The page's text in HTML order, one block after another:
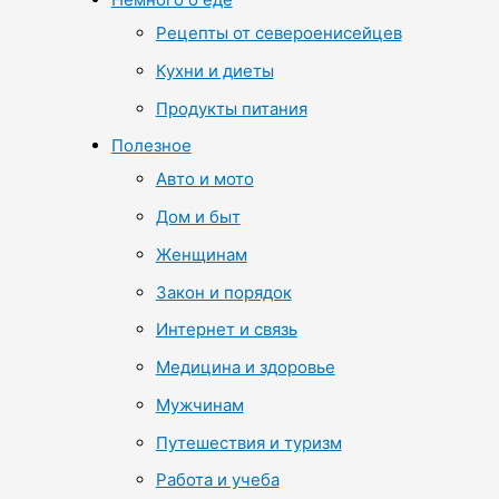
Рецепты от североенисейцев
Кухни и диеты
Продукты питания
Полезное
Авто и мото
Дом и быт
Женщинам
Закон и порядок
Интернет и связь
Медицина и здоровье
Мужчинам
Путешествия и туризм
Работа и учеба